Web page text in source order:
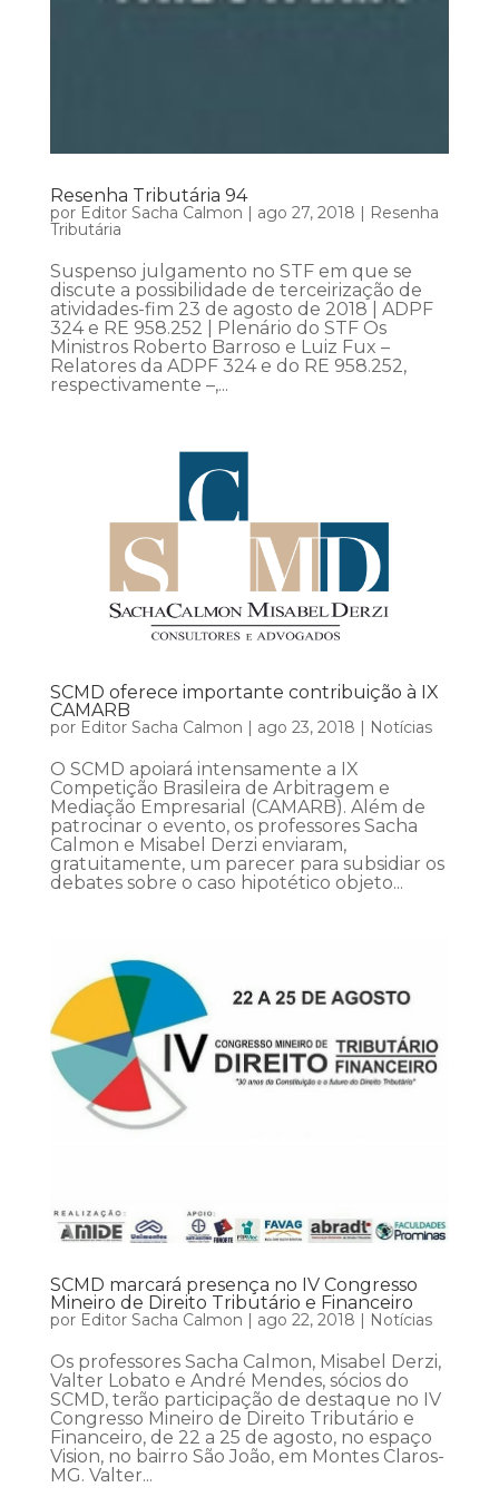
Resenha Tributária 94
por Editor Sacha Calmon | ago 27, 2018 | Resenha
Tributária
Suspenso julgamento no STF em que se
discute a possibilidade de terceirização de
atividades-fim 23 de agosto de 2018 | ADPF
324 e RE 958.252 | Plenário do STF Os
Ministros Roberto Barroso e Luiz Fux –
Relatores da ADPF 324 e do RE 958.252,
respectivamente –,...
SCMD oferece importante contribuição à IX
CAMARB
por Editor Sacha Calmon | ago 23, 2018 | Notícias
O SCMD apoiará intensamente a IX
Competição Brasileira de Arbitragem e
Mediação Empresarial (CAMARB). Além de
patrocinar o evento, os professores Sacha
Calmon e Misabel Derzi enviaram,
gratuitamente, um parecer para subsidiar os
debates sobre o caso hipotético objeto...
SCMD marcará presença no IV Congresso
Mineiro de Direito Tributário e Financeiro
por Editor Sacha Calmon | ago 22, 2018 | Notícias
Os professores Sacha Calmon, Misabel Derzi,
Valter Lobato e André Mendes, sócios do
SCMD, terão participação de destaque no IV
Congresso Mineiro de Direito Tributário e
Financeiro, de 22 a 25 de agosto, no espaço
Vision, no bairro São João, em Montes Claros-
MG. Valter...